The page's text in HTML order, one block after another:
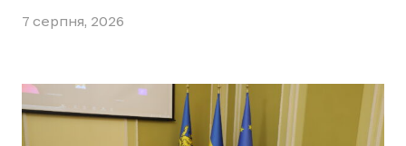
7 серпня, 2026